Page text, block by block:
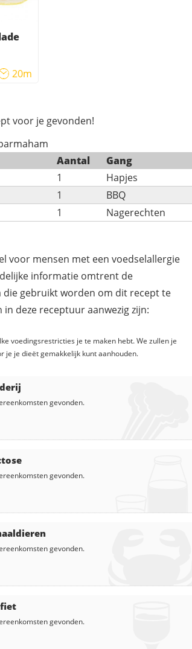
20m
voor je gevonden!
Aantal
Gang
1
Hapjes
1
BBQ
1
Nagerechten
voor mensen met een voedselallergie
informatie omtrent de
die gebruikt worden om dit recept te
deze receptuur aanwezig zijn:
voedingsrestricties je te maken hebt. We zullen je
je je dieët gemakkelijk kunt aanhouden.
gevonden.
gevonden.
gevonden.
gevonden.